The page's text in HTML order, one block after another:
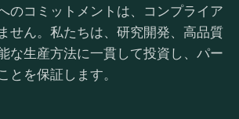
のコミットメントは、コンプライア
せん。私たちは、研究開発、高品質
な生産方法に一貫して投資し、パー
とを保証します。